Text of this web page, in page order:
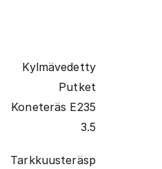
Kylmävedetty
Putket
Koneteräs E235
3.5
Tarkkuusteräsp